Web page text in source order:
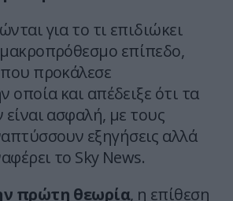
για το τι επιδιώκει
επίπεδο,
προκάλεσε
οποία και απέδειξε ότι τα
ασφαλή, με τους
εξηγήσεις αλλά
το Sky News.
πρώτη θεωρία, η επίθεση